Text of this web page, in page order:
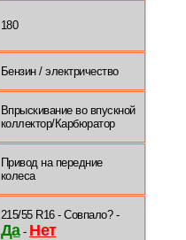
180
Бензин / электричество
Впрыскивание во впускной
коллектор/Карбюратор
Привод на передние
колеса
215/55 R16 - Совпало? -
Да- Нет